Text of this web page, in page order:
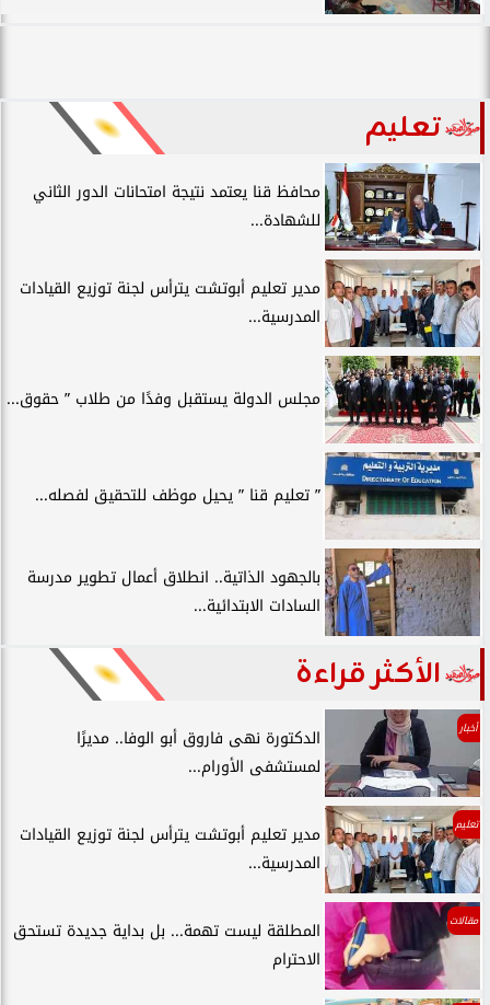
تعليم
محافظ قنا يعتمد نتيجة امتحانات الدور الثاني
للشهادة...
مدير تعليم أبوتشت يترأس لجنة توزيع القيادات
المدرسية...
مجلس الدولة يستقبل وفدًا من طلاب ” حقوق...
” تعليم قنا ” يحيل موظف للتحقيق لفصله...
بالجهود الذاتية.. انطلاق أعمال تطوير مدرسة
السادات الابتدائية...
الأكثر قراءة
أخبار
الدكتورة نهى فاروق أبو الوفا.. مديرًا
لمستشفى الأورام...
تعليم
مدير تعليم أبوتشت يترأس لجنة توزيع القيادات
المدرسية...
مقالات
المطلقة ليست تهمة... بل بداية جديدة تستحق
الاحترام